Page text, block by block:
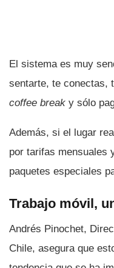
El sistema es muy
sentarte, te conectas,
coffee break y sólo
Además, si el lugar
por tarifas mensuales
paquetes especiales
Trabajo móvil,
Andrés Pinochet,
Chile, asegura que